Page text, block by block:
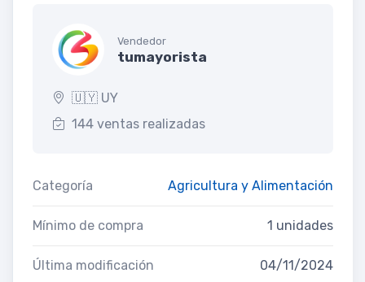
Vendedor
tumayorista
🇺🇾 UY
144 ventas realizadas
Categoría Agricultura y Alimentación
Mínimo de compra 1 unidades
Última modificación 04/11/2024